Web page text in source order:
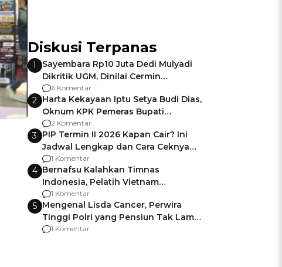
Diskusi Terpanas
1
Sayembara Rp10 Juta Dedi Mulyadi
Dikritik UGM, Dinilai Cermin
Gagalnya Negara Jamin Keamanan
6 Komentar
2 Harta Kekayaan Iptu Setya Budi Dias,
Oknum KPK Pemeras Bupati
Pemalang
2 Komentar
3 PIP Termin II 2026 Kapan Cair? Ini
Jadwal Lengkap dan Cara Ceknya
agar Dana Tidak Hangus!
1 Komentar
4 Bernafsu Kalahkan Timnas
Indonesia, Pelatih Vietnam
Berencana Pakai Jimat di Pakansari
1 Komentar
5 Mengenal Lisda Cancer, Perwira
Tinggi Polri yang Pensiun Tak Lama
Usai Jadi Brigjen
1 Komentar